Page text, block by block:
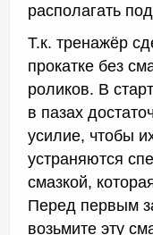
располагать
Т.к. тренажёр
прокатке без
роликов. В
в пазах
усилие, чтобы
устраняются
смазкой,
Перед первым
возьмите эту